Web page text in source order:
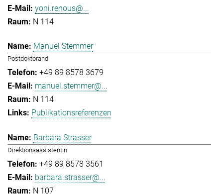
yoni.renous@...
N 114
Manuel Stemmer
Postdoktorand
+49 89 8578 3679
manuel.stemmer@...
N 114
Publikationsreferenzen
Barbara Strasser
Direktionsassistentin
+49 89 8578 3561
barbara.strasser@...
N 107